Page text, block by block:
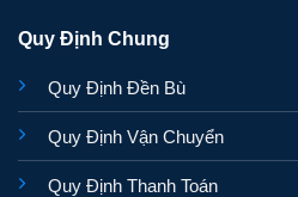
Quy Định Chung
Quy Định Đền Bù
Quy Định Vận Chuyển
Quy Định Thanh Toán